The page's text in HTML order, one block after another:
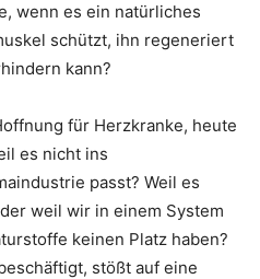
wenn es ein natürliches
schützt, ihn regeneriert
kann?
für Herzkranke, heute
es nicht ins
passt? Weil es
weil wir in einem System
keinen Platz haben?
stößt auf eine